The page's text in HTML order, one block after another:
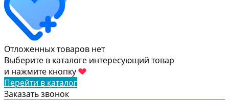
Отложенных товаров нет
Выберите в каталоге интересующий товар
и нажмите кнопку
Перейти в каталог
Заказать звонок